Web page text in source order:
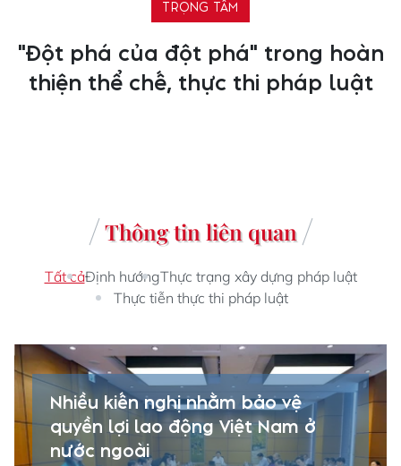
TRỌNG TÂM
"Đột phá của đột phá" trong hoàn
thiện thể chế, thực thi pháp luật
Thông tin liên quan
Tất cảĐịnh hướngThực trạng xây dựng pháp luật
Thực tiễn thực thi pháp luật
Nhiều kiến nghị nhằm bảo vệ
quyền lợi lao động Việt Nam ở
nước ngoài